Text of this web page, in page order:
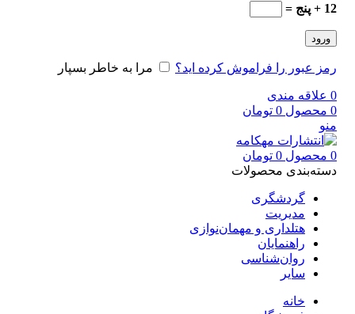
12 + پنج =
ورود
رمز عبور را فراموش کرده اید؟ مرا به خاطر بسپار
0 علاقه مندی
0 محصول 0 تومان
منو
0 محصول 0 تومان
دسته‌بندی محصولات
گردشگری
مدیریت
هتلداری و مهمان‌نوازی
راهنمایان
روان‌شناسی
سایر
خانه